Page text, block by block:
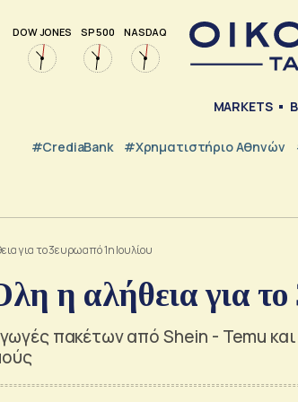
DOW JONES SP 500 NASDAQ
MARKETS
#CrediaBank #Χρηματιστήριο Αθηνών
για το 3ευρω από 1η Ιουλίου
η αλήθεια για το
πακέτων από Shein - Temu και